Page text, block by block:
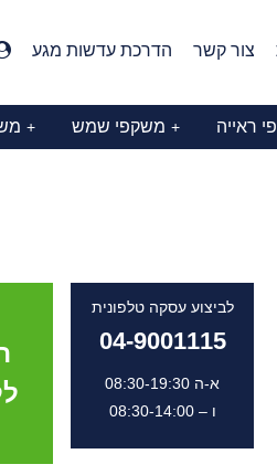
צור קשר הדרכת עדשות מגע
ראייה משקפי שמש +
+
לביצוע עסקה טלפונית
04-9001115
א-ה 08:30-19:30
ו – 08:30-14:00